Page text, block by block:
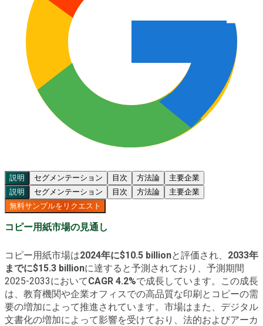
説明 セグメンテーション 目次 方法論
主要企業
説明
セグメンテーション 目次 方法論
主要企業
無料サンプルをリクエスト
コピー用紙市場の見通し
コピー用紙市場は2024年に$10.5 billionと評価され、 2033年
までに$15.3 billionに達すると予測されており、予測期間
2025-2033においてCAGR 4.2%で成長しています。この成長
は、教育機関や企業オフィスでの高品質な印刷とコピーの需
要の増加によって推進されています。市場はまた、デジタル
文書化の増加によって影響を受けており、法的およびアーカ